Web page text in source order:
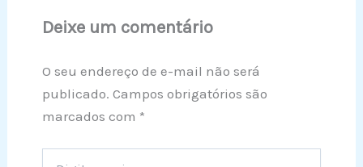
Deixe um comentário
O seu endereço de e-mail não será
publicado. Campos obrigatórios são
marcados com *